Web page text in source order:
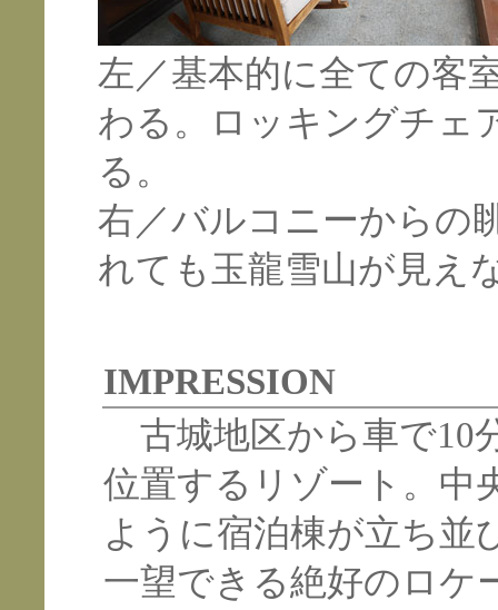
左／基本的に全ての客
わる。ロッキングチェ
る。
右／バルコニーからの
れても玉龍雪山が見え
IMPRESSION
古城地区から車で10
位置するリゾート。中
ように宿泊棟が立ち並
一望できる絶好のロケ